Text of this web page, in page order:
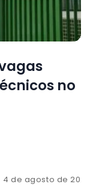
no
4 de agosto de 2026